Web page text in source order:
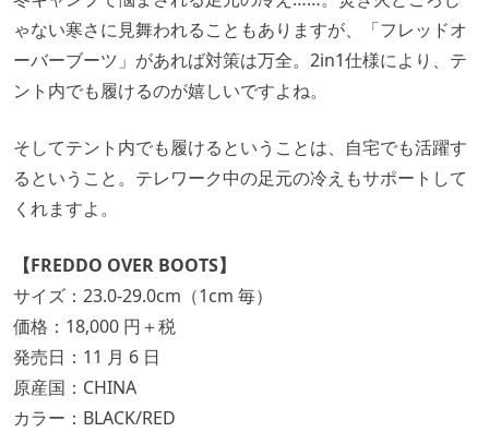
ゃない寒さに見舞われることもありますが、「フレッドオ
ーバーブーツ」があれば対策は万全。2in1仕様により、テ
ント内でも履けるのが嬉しいですよね。
そしてテント内でも履けるということは、自宅でも活躍す
るということ。テレワーク中の足元の冷えもサポートして
くれますよ。
【FREDDO OVER BOOTS】
サイズ：23.0-29.0cm（1cm 毎）
価格：18,000 円＋税
発売日：11 月 6 日
原産国：CHINA
カラー：BLACK/RED